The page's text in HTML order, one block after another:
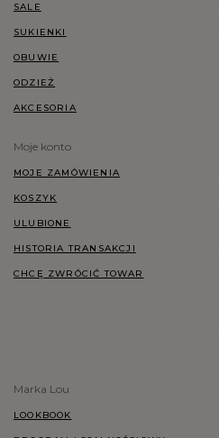
SALE
SUKIENKI
OBUWIE
ODZIEŻ
AKCESORIA
Moje konto
MOJE ZAMÓWIENIA
KOSZYK
ULUBIONE
HISTORIA TRANSAKCJI
CHCĘ ZWRÓCIĆ TOWAR
Marka Lou
LOOKBOOK